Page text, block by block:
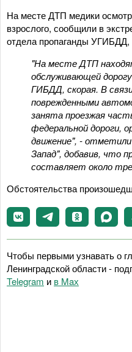
На месте ДТП медики
взрослого, сообщили в
отдела пропаганды УГИБДД,
"На месте ДТП
обслуживающей
ГИБДД, скорая. В
поврежденными
занята проезжая
федеральной дороги,
движение", -
Запад", добавив, что
составляет около
Обстоятельства
Чтобы первыми узнавать о
Ленинградской области -
Telegram и в Maх